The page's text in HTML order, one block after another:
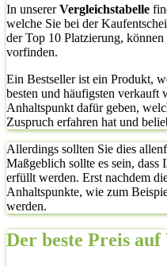
In unsererVergleichstabelle
welche Sie bei der
der Top 10 Platzierung, können
vorfinden.
Ein Bestseller ist ein Produkt,
besten und häufigsten verkauft
Anhaltspunkt dafür geben,
Zuspruch erfahren hat und
Allerdings sollten Sie dies
Maßgeblich sollte es sein, dass
erfüllt werden. Erst nachdem
Anhaltspunkte, wie zum
werden.
Der beste Preis